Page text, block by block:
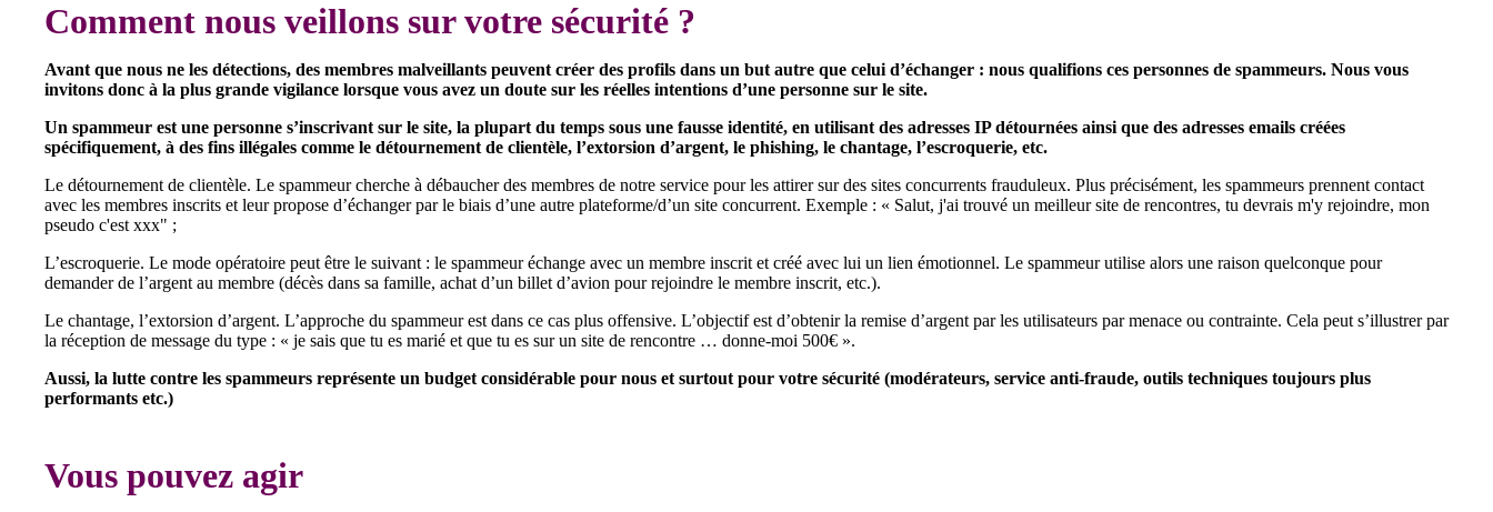
Comment nous veillons sur votre sécurité ?
Avant que nous ne les détections, des membres malveillants peuvent créer des profils dans un but autre que celui d’échanger : nous qualifions ces personnes de spammeurs. Nous vous
invitons donc à la plus grande vigilance lorsque vous avez un doute sur les réelles intentions d’une personne sur le site.
Un spammeur est une personne s’inscrivant sur le site, la plupart du temps sous une fausse identité, en utilisant des adresses IP détournées ainsi que des adresses emails créées
spécifiquement, à des fins illégales comme le détournement de clientèle, l’extorsion d’argent, le phishing, le chantage, l’escroquerie, etc.
Le détournement de clientèle. Le spammeur cherche à débaucher des membres de notre service pour les attirer sur des sites concurrents frauduleux. Plus précisément, les spammeurs prennent contact
avec les membres inscrits et leur propose d’échanger par le biais d’une autre plateforme/d’un site concurrent. Exemple : « Salut, j'ai trouvé un meilleur site de rencontres, tu devrais m'y rejoindre, mon
pseudo c'est xxx" ;
L’escroquerie. Le mode opératoire peut être le suivant : le spammeur échange avec un membre inscrit et créé avec lui un lien émotionnel. Le spammeur utilise alors une raison quelconque pour
demander de l’argent au membre (décès dans sa famille, achat d’un billet d’avion pour rejoindre le membre inscrit, etc.).
Le chantage, l’extorsion d’argent. L’approche du spammeur est dans ce cas plus offensive. L’objectif est d’obtenir la remise d’argent par les utilisateurs par menace ou contrainte. Cela peut s’illustrer par
la réception de message du type : « je sais que tu es marié et que tu es sur un site de rencontre … donne-moi 500€ ».
Aussi, la lutte contre les spammeurs représente un budget considérable pour nous et surtout pour votre sécurité (modérateurs, service anti-fraude, outils techniques toujours plus
performants etc.)
Vous pouvez agir